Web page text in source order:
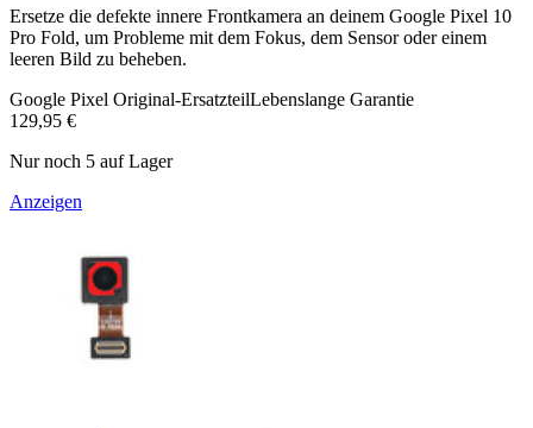
Ersetze die defekte innere Frontkamera an deinem Google Pixel 10
Pro Fold, um Probleme mit dem Fokus, dem Sensor oder einem
leeren Bild zu beheben.
Google Pixel Original-ErsatzteilLebenslange Garantie
129,95 €
Nur noch 5 auf Lager
Anzeigen